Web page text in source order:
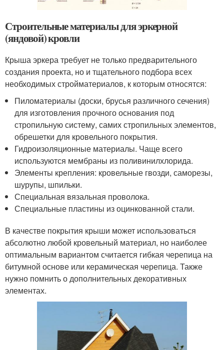
Строительные материалы для эркерной
(яндовой) кровли
Крыша эркера требует не только предварительного
создания проекта, но и тщательного подбора всех
необходимых стройматериалов, к которым относятся:
Пиломатериалы (доски, брусья различного сечения)
для изготовления прочного основания под
стропильную систему, самих стропильных элементов,
обрешетки для кровельного покрытия.
Гидроизоляционные материалы. Чаще всего
используются мембраны из поливинилхлорида.
Элементы крепления: кровельные гвозди, саморезы,
шурупы, шпильки.
Специальная вязальная проволока.
Специальные пластины из оцинкованной стали.
В качестве покрытия крыши может использоваться
абсолютно любой кровельный материал, но наиболее
оптимальным вариантом считается гибкая черепица на
битумной основе или керамическая черепица. Также
нужно помнить о дополнительных декоративных
элементах.